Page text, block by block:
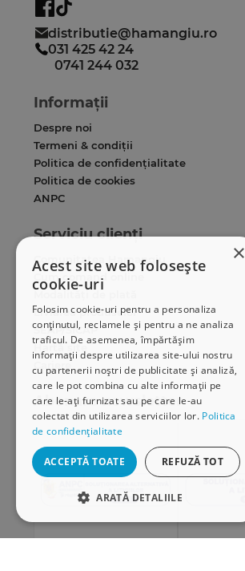
×
Acest site web folosește
cookie-uri
Folosim cookie-uri pentru a personaliza
conținutul, reclamele și pentru a ne analiza
traficul. De asemenea, împărtășim
informații despre utilizarea site-ului nostru
cu partenerii noștri de publicitate și analiză,
care le pot combina cu alte informații pe
care le-ați furnizat sau pe care le-au
colectat din utilizarea serviciilor lor. Politica
de confidențialitate
ACCEPTĂ TOATE REFUZĂ TOT
ARATĂ DETALIILE
distributie@hamangiu.ro
031 425 42 24
0741 244 032
Informații
Despre noi
Termeni & condiții
Politica de confidențialitate
Politica de cookies
ANPC
Serviciu clienți
Comunitatea Hamangiu
Cum comand online
Livrarea produselor
SEAP/SICAP
Hartă site
Cariere
Abonare newsletter